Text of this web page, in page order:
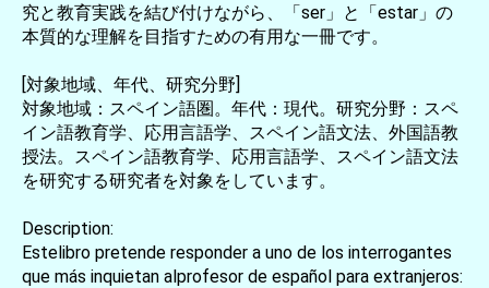
究と教育実践を結び付けながら、「ser」と「estar」の
本質的な理解を目指すための有用な一冊です。
[対象地域、年代、研究分野]
対象地域：スペイン語圏。年代：現代。研究分野：スペ
イン語教育学、応用言語学、スペイン語文法、外国語教
授法。スペイン語教育学、応用言語学、スペイン語文法
を研究する研究者を対象をしています。
Description:
Estelibro pretende responder a uno de los interrogantes
que más inquietan alprofesor de español para extranjeros: